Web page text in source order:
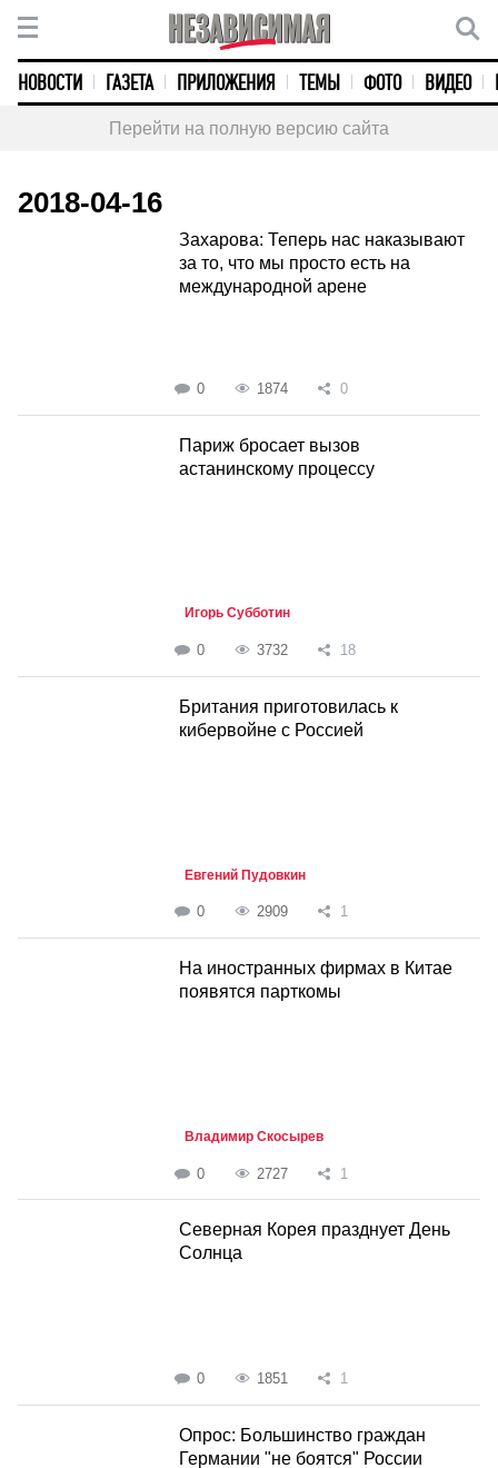
НОВОСТИ ГАЗЕТА ПРИЛОЖЕНИЯ ТЕМЫ ФОТО ВИДЕО
Перейти на полную версию сайта
2018-04-16
Захарова: Теперь нас наказывают
за то, что мы просто есть на
международной арене
0 1874 0
Париж бросает вызов
астанинскому процессу
Игорь Субботин
0 3732 18
Британия приготовилась к
кибервойне с Россией
Евгений Пудовкин
0 2909 1
На иностранных фирмах в Китае
появятся парткомы
Владимир Скосырев
0 2727 1
Северная Корея празднует День
Солнца
0 1851 1
Опрос: Большинство граждан
Германии "не боятся" России